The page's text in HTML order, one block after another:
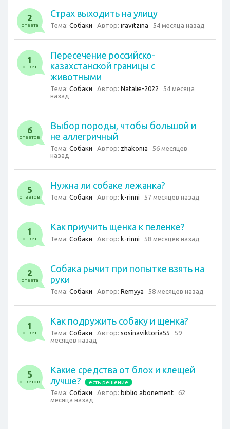
2
ответа
Страх выходить на улицу
Тема: Собаки Автор: iravitzina 54 месяца назад
1
ответ
Пересечение российско-
казахстанской границы с
животными
Тема: Собаки Автор: Natalie-2022
54 месяца
назад
6
ответов
Выбор породы, чтобы большой и
не аллегричный
Тема: Собаки Автор: zhakonia
56 месяцев
назад
5
ответов
Нужна ли собаке лежанка?
Тема: Собаки Автор: k-rinni 57 месяцев назад
1
ответ
Как приучить щенка к пеленке?
Тема: Собаки Автор: k-rinni 58 месяцев назад
2
ответа
Собака рычит при попытке взять на
руки
Тема: Собаки Автор: Remyya 58 месяцев назад
1
ответ
Как подружить собаку и щенка?
Тема: Собаки Автор: sosinaviktoria55
59
месяцев назад
5
ответов
Какие средства от блох и клещей
лучше?
есть решение
Тема: Собаки Автор: biblio abonement
62
месяца назад